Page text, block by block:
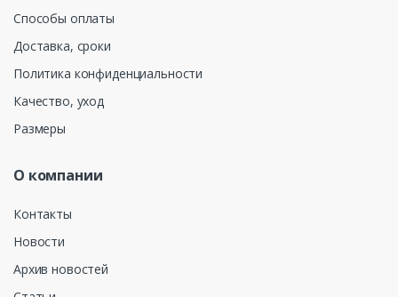
Способы оплаты
Доставка, сроки
Политика конфиденциальности
Качество, уход
Размеры
О компании
Контакты
Новости
Архив новостей